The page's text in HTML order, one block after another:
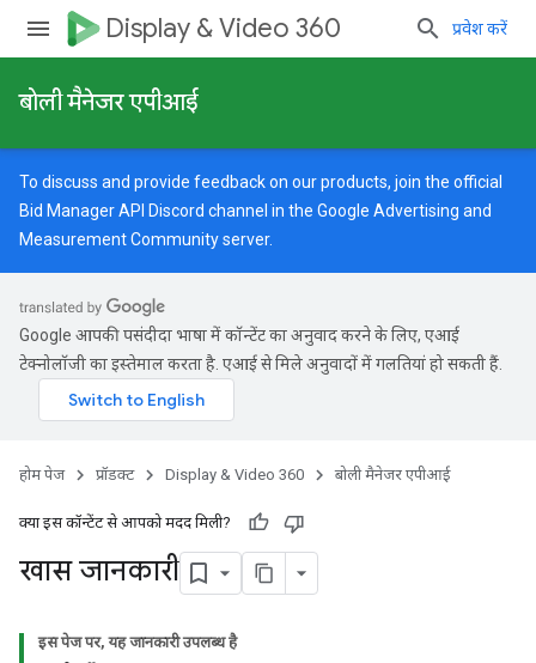
Display & Video 360 प्रवेश करें
बोली मैनेजर एपीआई
To discuss and provide feedback on our products, join the official
Bid Manager API Discord channel in the Google Advertising and
Measurement Communityserver.
Google आपकी पसंदीदा भाषा में कॉन्टेंट का अनुवाद करने के लिए, एआई
टेक्नोलॉजी का इस्तेमाल करता है. एआई से मिले अनुवादों में गलतियां हो सकती हैं.
होम पेज प्रॉडक्ट Display & Video 360 बोली मैनेजर एपीआई
क्या इस कॉन्टेंट से आपको मदद मिली?
खास जानकारी
इस पेज पर, यह जानकारी उपलब्ध है